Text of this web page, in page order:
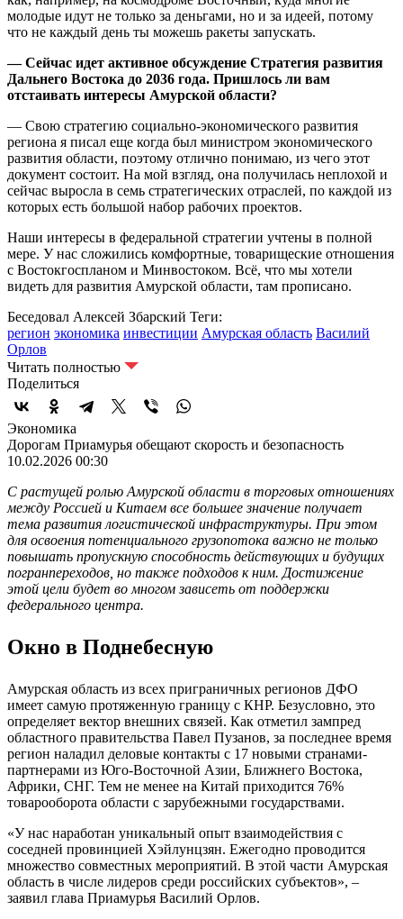
молодые идут не только за деньгами, но и за идеей, потому
что не каждый день ты можешь ракеты запускать.
— Сейчас идет активное обсуждение Стратегия развития
Дальнего Востока до 2036 года. Пришлось ли вам
отстаивать интересы Амурской области?
— Свою стратегию социально-экономического развития
региона я писал еще когда был министром экономического
развития области, поэтому отлично понимаю, из чего этот
документ состоит. На мой взгляд, она получилась неплохой и
сейчас выросла в семь стратегических отраслей, по каждой из
которых есть большой набор рабочих проектов.
Наши интересы в федеральной стратегии учтены в полной
мере. У нас сложились комфортные, товарищеские отношения
с Востокгоспланом и Минвостоком. Всё, что мы хотели
видеть для развития Амурской области, там прописано.
Беседовал Алексей Збарский Теги:
регион экономика инвестиции Амурская область Василий
Орлов
Читать полностью
Поделиться
Экономика
Дорогам Приамурья обещают скорость и безопасность
10.02.2026 00:30
С растущей ролью Амурской области в торговых отношениях
между Россией и Китаем все большее значение получает
тема развития логистической инфраструктуры. При этом
для освоения потенциального грузопотока важно не только
повышать пропускную способность действующих и будущих
погранпереходов, но также подходов к ним. Достижение
этой цели будет во многом зависеть от поддержки
федерального центра.
Окно в Поднебесную
Амурская область из всех приграничных регионов ДФО
имеет самую протяженную границу с КНР. Безусловно, это
определяет вектор внешних связей. Как отметил зампред
областного правительства Павел Пузанов, за последнее время
регион наладил деловые контакты с 17 новыми странами-
партнерами из Юго-Восточной Азии, Ближнего Востока,
Африки, СНГ. Тем не менее на Китай приходится 76%
товарооборота области с зарубежными государствами.
«У нас наработан уникальный опыт взаимодействия с
соседней провинцией Хэйлунцзян. Ежегодно проводится
множество совместных мероприятий. В этой части Амурская
область в числе лидеров среди российских субъектов», –
заявил глава Приамурья Василий Орлов.